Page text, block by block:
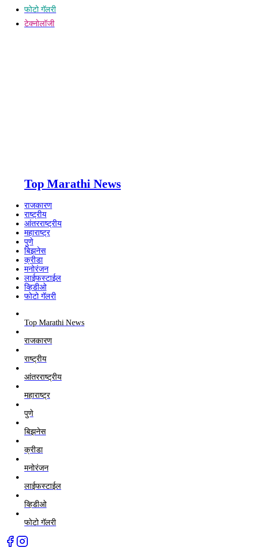
फोटो गॅलरी
टेक्नोलॉजी
Top Marathi News
राजकारण
राष्ट्रीय
आंतरराष्ट्रीय
महाराष्ट्र
पुणे
बिझनेस
क्रीडा
मनोरंजन
लाईफस्टाईल
व्हिडीओ
फोटो गॅलरी
Top Marathi News
राजकारण
राष्ट्रीय
आंतरराष्ट्रीय
महाराष्ट्र
पुणे
बिझनेस
क्रीडा
मनोरंजन
लाईफस्टाईल
व्हिडीओ
फोटो गॅलरी